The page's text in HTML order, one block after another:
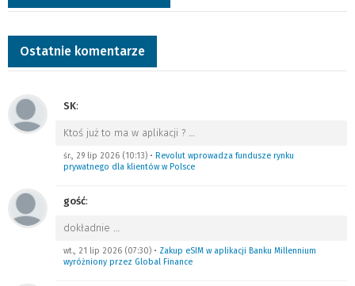
Ostatnie komentarze
SK:
Ktoś już to ma w aplikacji ?
śr., 29 lip 2026 (10:13) • Revolut wprowadza fundusze rynku
prywatnego dla klientów w Polsce
gość:
dokładnie
wt., 21 lip 2026 (07:30) • Zakup eSIM w aplikacji Banku Millennium
wyróżniony przez Global Finance